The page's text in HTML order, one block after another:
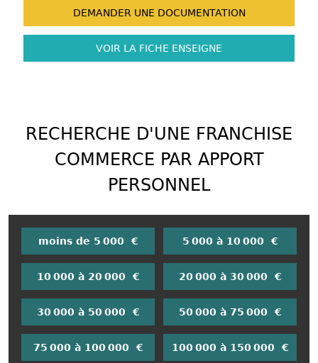
DEMANDER UNE DOCUMENTATION
VOIR LA FICHE ENSEIGNE
RECHERCHE D'UNE FRANCHISE
COMMERCE PAR APPORT
PERSONNEL
moins de 5 000 € 5 000 à 10 000 €
10 000 à 20 000 € 20 000 à 30 000 €
30 000 à 50 000 € 50 000 à 75 000 €
75 000 à 100 000 € 100 000 à 150 000 €